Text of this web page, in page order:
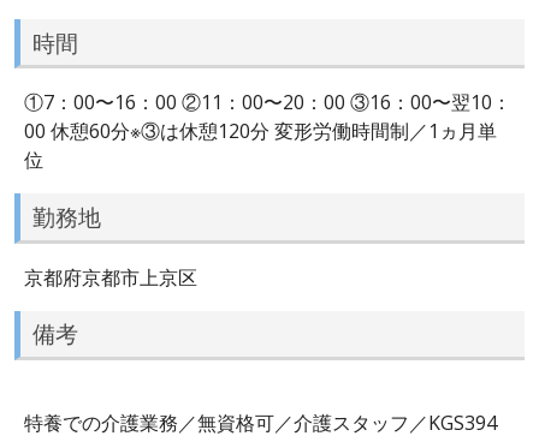
時間
①7：00〜16：00 ②11：00〜20：00 ③16：00〜翌10：
00 休憩60分※③は休憩120分 変形労働時間制／1ヵ月単
位
勤務地
京都府京都市上京区
備考
特養での介護業務／無資格可／介護スタッフ／KGS394